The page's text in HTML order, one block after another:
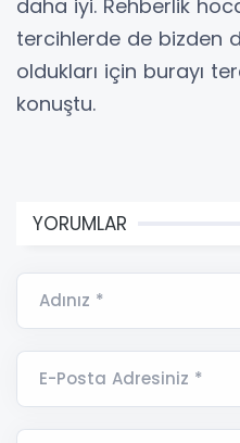
daha iyi. Rehberlik
tercihlerde de bizden
oldukları için burayı
konuştu.
YORUMLAR
Adınız *
E-Posta Adresiniz *